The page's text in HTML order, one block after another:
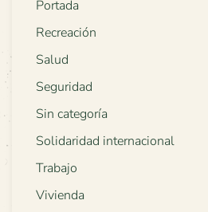
Portada
Recreación
Salud
Seguridad
Sin categoría
Solidaridad internacional
Trabajo
Vivienda